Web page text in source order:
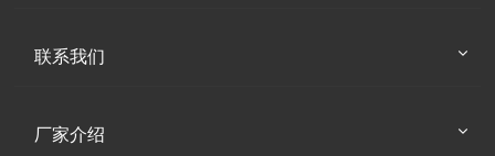
联系我们
厂家介绍